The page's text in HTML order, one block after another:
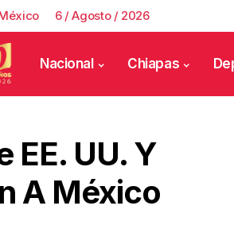
6 / Agosto / 2026
Nacional Chiapas
EE. UU. Y
A México